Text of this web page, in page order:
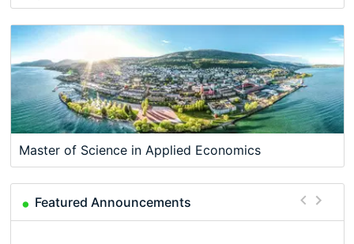
Master of Science in Applied Economics
Featured Announcements